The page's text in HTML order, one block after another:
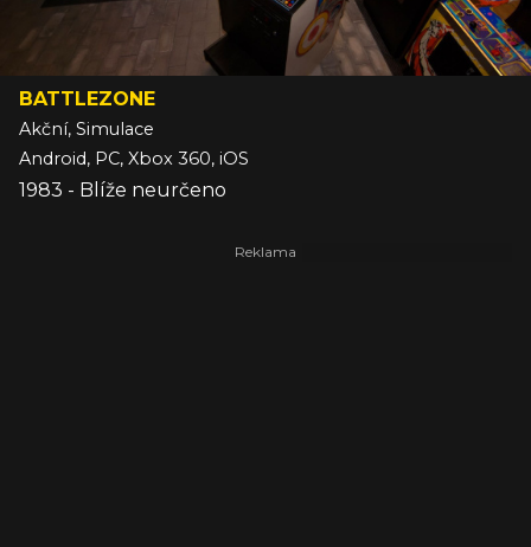
BATTLEZONE
Akční, Simulace
Android, PC, Xbox 360, iOS
1983 - Blíže neurčeno